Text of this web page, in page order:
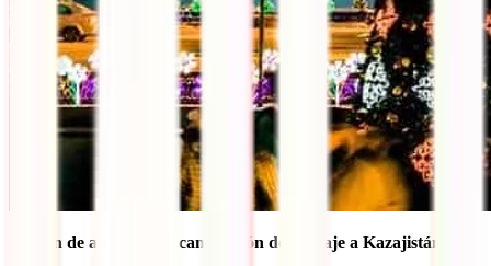
Opción de anulación – cancelación de tu viaje a Kazajistán